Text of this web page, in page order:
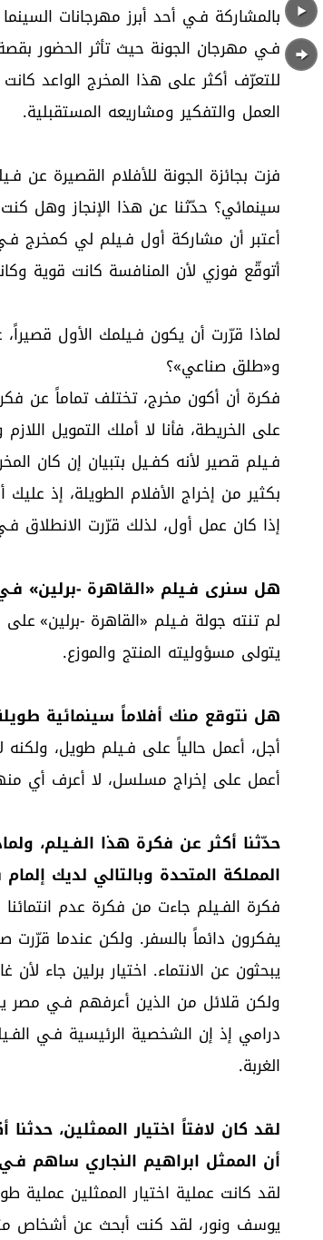
بالمشاركة فـي أحد أبرز مهرجانات
فـي مهرجان الجونة حيث تأثر الحضور
للتعرّف أكثر على هذا المخرج الواعد
العمل والتفكير ومشاريعه المستقبلية.
فزت بجائزة الجونة للأفلام القصيرة عن
سينمائي؟ حدّثنا عن هذا الإنجاز وهل
أعتبر أن مشاركة أول فـيلم لي كمخرج
أتوقّع فوزي لأن المنافسة كانت قوية
لماذا قرّرت أن يكون فـيلمك الأول
و«طلق صناعي»؟
فكرة أن أكون مخرج، تختلف تماماً عن
على الخريطة، فأنا لا أملك التمويل
فـيلم قصير لأنه كفـيل بتبيان إن كان
إذا كان عمل أول، لذلك قرّرت الانطلاق
هل سنرى فـيلم «القاهرة -برلين»
لم تنته جولة فـيلم «القاهرة -برلين»
يتولى مسؤوليته المنتج والموزع.
هل نتوقع منك أفلاماً سينمائية
أجل، أعمل حالياً على فـيلم طويل،
أعمل على إخراج مسلسل، لا أعرف أي
حدّثنا أكثر عن فكرة هذا الفـيلم،
المملكة المتحدة وبالتالي لديك
فكرة الفـيلم جاءت من فكرة عدم
يفكرون دائماً بالسفر. ولكن عندما
يبحثون عن الانتماء. اختيار برلين جاء
ولكن قلائل من الذين أعرفهم فـي مصر
درامي إذ إن الشخصية الرئيسية فـي
الغربة.
لقد كان لافتاً اختيار الممثلين،
أن الممثل ابراهيم النجاري ساهم
لقد كانت عملية اختيار الممثلين عملية
يوسف ونور، لقد كنت أبحث عن أشخاص